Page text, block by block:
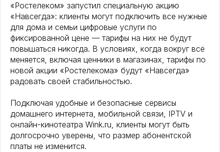
«Ростелеком» запустил специальную акцию
«Навсегда»: клиенты могут подключить все нужные
для дома и семьи цифровые услуги по
фиксированной цене — тарифы на них не будут
повышаться никогда. В условиях, когда вокруг всё
меняется, включая ценники в магазинах, тарифы по
новой акции «Ростелекома» будут «Навсегда»
радовать своей стабильностью.
Подключая удобные и безопасные сервисы
домашнего интернета, мобильной связи, IPTV и
онлайн-кинотеатра Wink.ru, клиенты могут быть
долгосрочно уверены, что размер абонентской
платы не изменится.